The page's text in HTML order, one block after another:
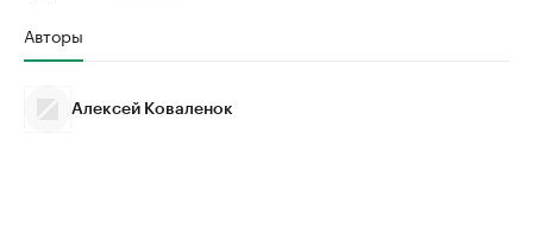
Авторы
Алексей Коваленок